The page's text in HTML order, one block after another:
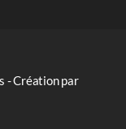
- Création par